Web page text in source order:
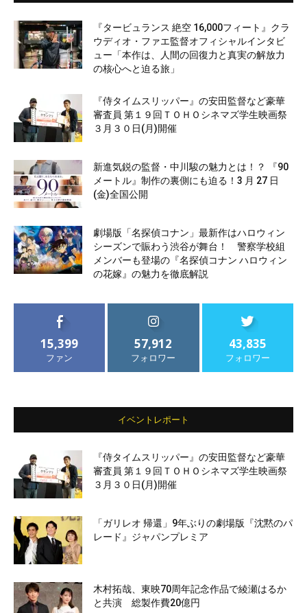
『タービュランス 絶空 16,000フィート』クラ
ウディオ・ファエ監督オフィシャルインタビ
ュー「本作は、人間の回復力と真実の解放力
の核心へと迫る旅」
『侍タイムスリッパー』の安田監督など豪華
審査員 第１９回ＴＯＨＯシネマズ学生映画祭
３月３０日(月)開催
新進気鋭の監督・中川駿の魅力とは！？ 『90
メートル』制作の裏側にも迫る！3 月 27 日
(金)全国公開
劇場版「名探偵コナン」最新作はハロウィン
シーズンで賑わう渋谷が舞台！ 警察学校組
メンバーも登場の『名探偵コナン ハロウィン
の花嫁』の魅力を徹底解説
15,399
ファン
57,912
フォロワー
43,835
フォロワー
イベントレポート
『侍タイムスリッパー』の安田監督など豪華
審査員 第１９回ＴＯＨＯシネマズ学生映画祭
３月３０日(月)開催
「ガリレオ 帰還」9年ぶりの劇場版『沈黙のパ
レード』ジャパンプレミア
木村拓哉、東映70周年記念作品で綾瀬はるか
と共演 総製作費20億円